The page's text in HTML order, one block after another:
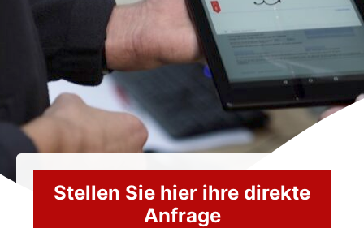
Stellen Sie hier ihre direkte
Anfrage